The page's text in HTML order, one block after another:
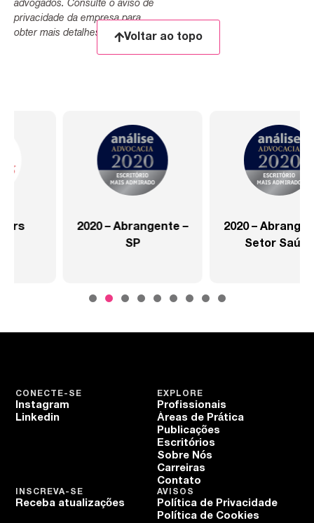
advogados. Consulte o aviso de
privacidade da empresa para
obter mais detalhes.
Voltar ao topo
2020 – Abrangente –
2020 – Abrangente –
Setor Saúde
EXPLORE
Profissionais
Áreas de Prática
Publicações
Escritórios
Sobre Nós
Carreiras
Contato
CONECTE-SE
Instagram
Linkedin
AVISOS
Política de Privacidade
Política de Cookies
INSCREVA-SE
Receba atualizações